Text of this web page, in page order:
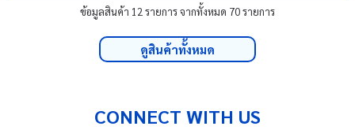
ข้อมูลสินค้า 12 รายการ จากทั้งหมด 70 รายการ
ดูสินค้าทั้งหมด
CONNECT WITH US